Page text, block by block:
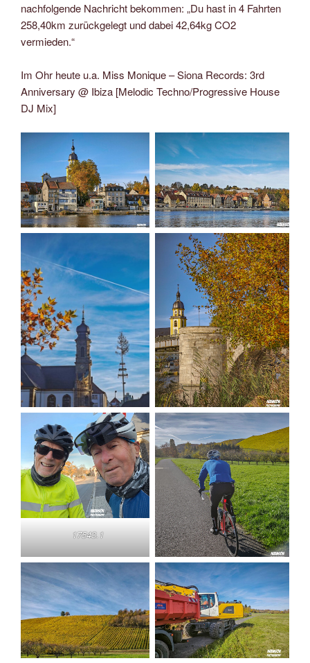
nachfolgende Nachricht bekommen: „Du hast in 4 Fahrten
258,40km zurückgelegt und dabei 42,64kg CO2
vermieden.“
Im Ohr heute u.a. Miss Monique – Siona Records: 3rd
Anniversary @ Ibiza [Melodic Techno/Progressive House
DJ Mix]
17543.1